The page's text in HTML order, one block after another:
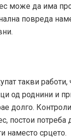
може да има
повреда
такви
од роднини и
долго.
постои
наместо срцето.